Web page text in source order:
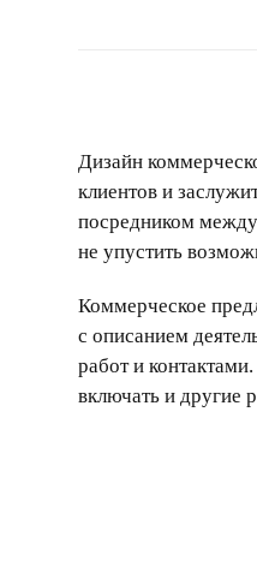
Дизайн
клиентов и
посредником
не упустить
Коммерческое
с описанием
работ и контактами.
включать и другие